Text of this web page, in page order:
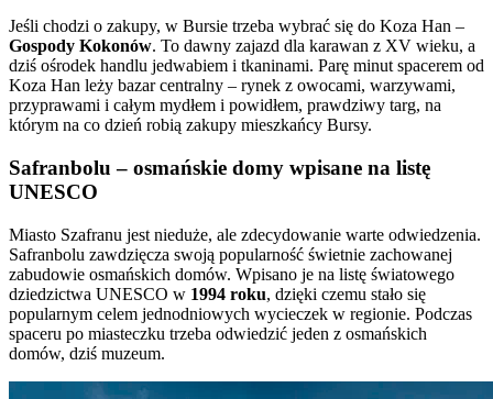
Jeśli chodzi o zakupy, w Bursie trzeba wybrać się do Koza Han –
Gospody Kokonów. To dawny zajazd dla karawan z XV wieku, a
dziś ośrodek handlu jedwabiem i tkaninami. Parę minut spacerem od
Koza Han leży bazar centralny – rynek z owocami, warzywami,
przyprawami i całym mydłem i powidłem, prawdziwy targ, na
którym na co dzień robią zakupy mieszkańcy Bursy.
Safranbolu – osmańskie domy wpisane na listę
UNESCO
Miasto Szafranu jest nieduże, ale zdecydowanie warte odwiedzenia.
Safranbolu zawdzięcza swoją popularność świetnie zachowanej
zabudowie osmańskich domów. Wpisano je na listę światowego
dziedzictwa UNESCO w 1994 roku, dzięki czemu stało się
popularnym celem jednodniowych wycieczek w regionie. Podczas
spaceru po miasteczku trzeba odwiedzić jeden z osmańskich
domów, dziś muzeum.